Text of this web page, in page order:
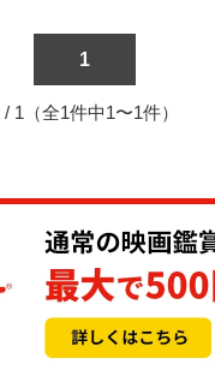
1
/ 1（全1件中1〜1件）